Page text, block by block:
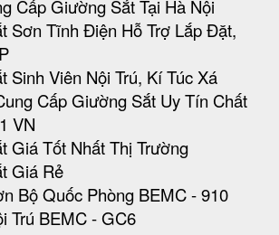
Cấp Giường Sắt Tại Hà Nội
Sơn Tĩnh Điện Hỗ Trợ Lắp Đặt,
Sinh Viên Nội Trú, Kí Túc Xá
Cấp Giường Sắt Uy Tín Chất
VN
Giá Tốt Nhất Thị Trường
Giá Rẻ
Bộ Quốc Phòng BEMC - 910
Trú BEMC - GC6